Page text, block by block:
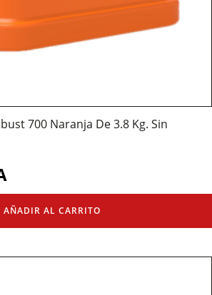
700 Naranja De 3.8 Kg. Sin
AÑADIR AL CARRITO